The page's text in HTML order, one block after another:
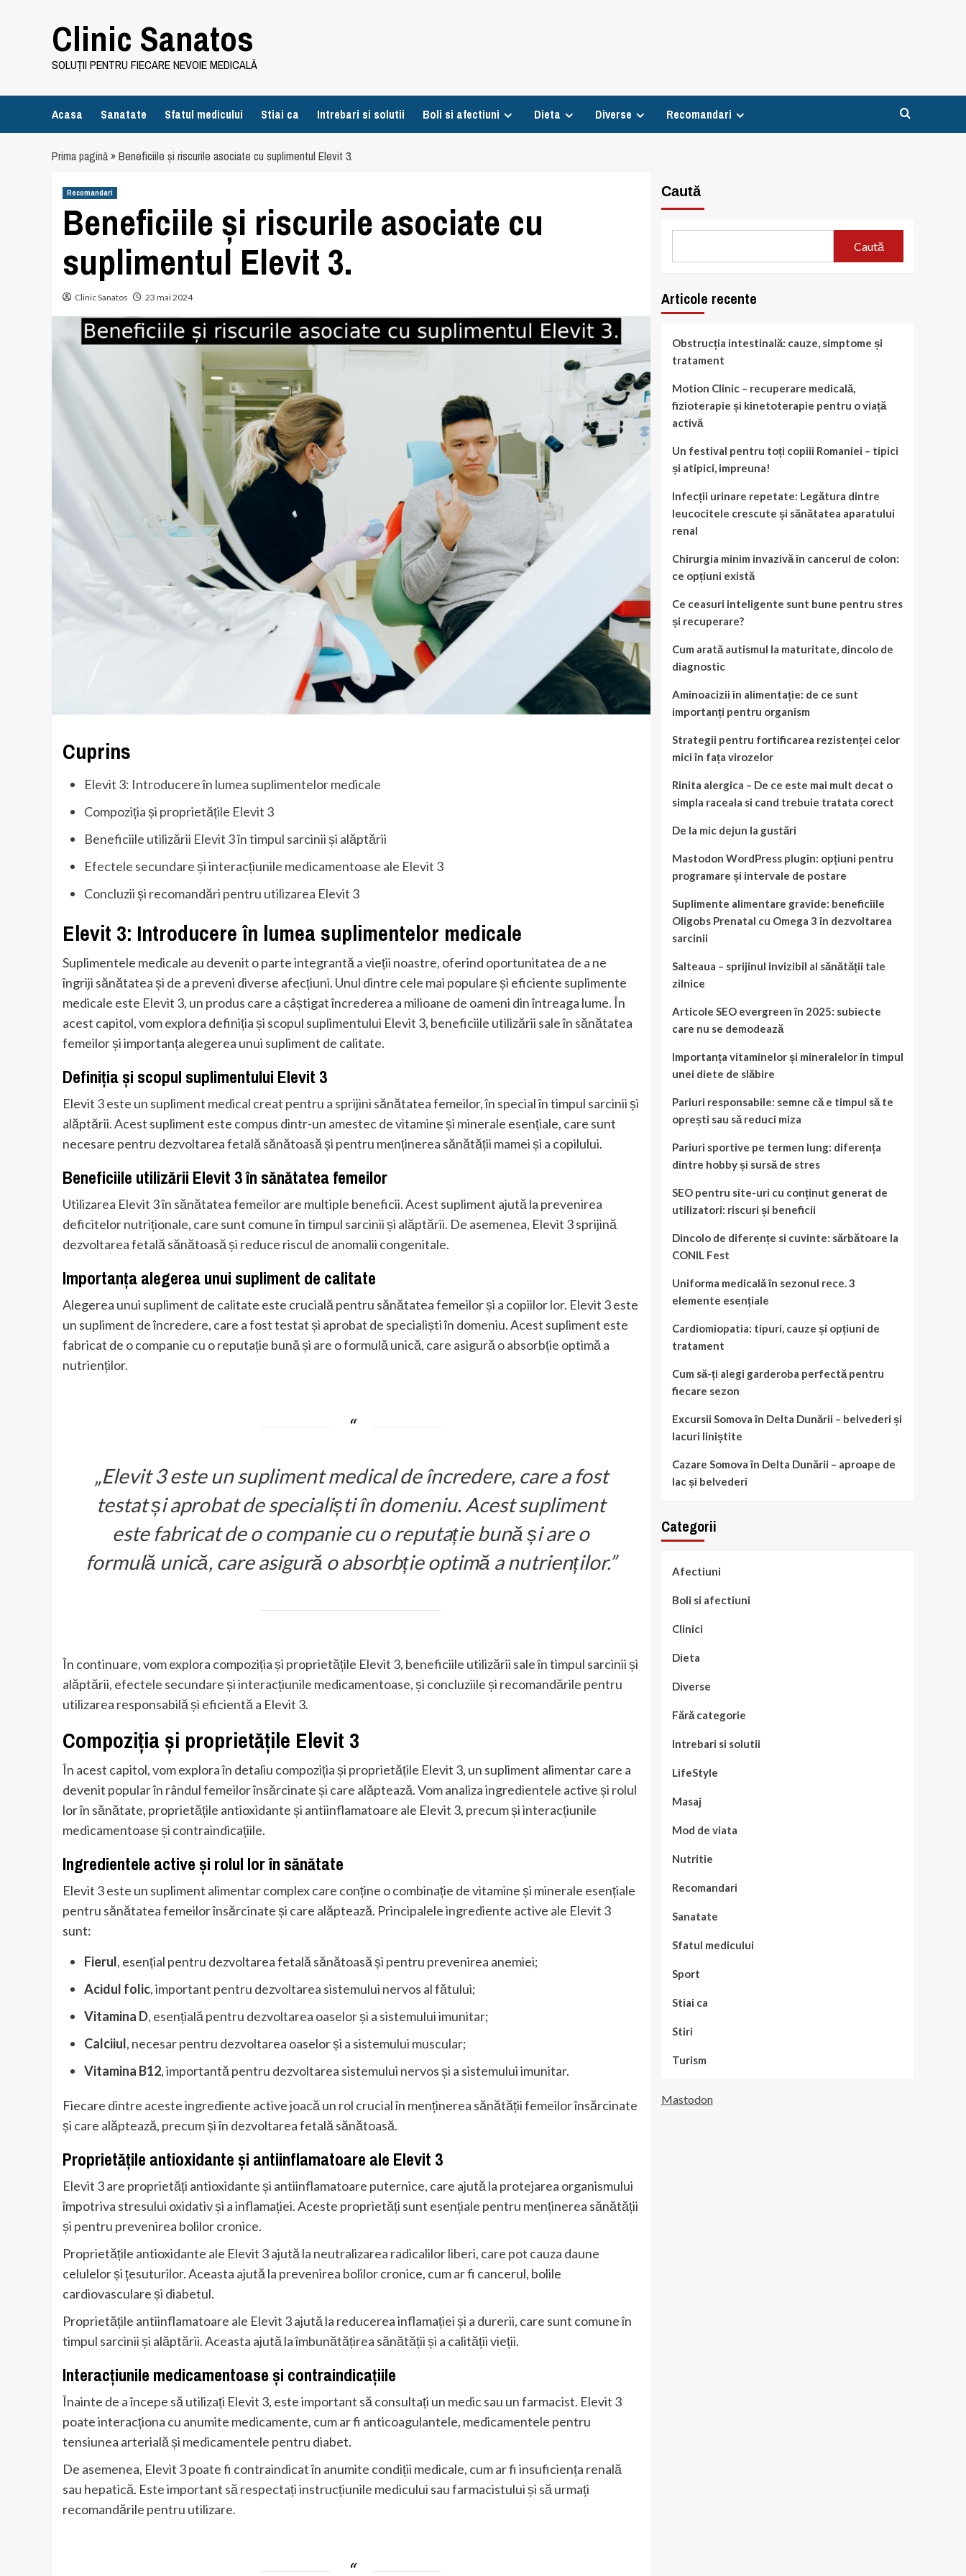
Clinic Sanatos
SOLUȚII PENTRU FIECARE NEVOIE MEDICALĂ
Acasa Sanatate Sfatul medicului Stiai ca Intrebari si solutii Boli si afectiuni Dieta Diverse Recomandari
Prima pagină»Beneficiile și riscurile asociate cu suplimentul Elevit 3.
Recomandari
Beneficiile și riscurile asociate cu
suplimentul Elevit 3.
Clinic Sanatos 23 mai 2024
Cuprins
Elevit 3: Introducere în lumea suplimentelor medicale
Compoziția și proprietățile Elevit 3
Beneficiile utilizării Elevit 3 în timpul sarcinii și alăptării
Efectele secundare și interacțiunile medicamentoase ale Elevit 3
Concluzii și recomandări pentru utilizarea Elevit 3
Elevit 3: Introducere în lumea suplimentelor medicale
Suplimentele medicale au devenit o parte integrantă a vieții noastre, oferind oportunitatea de a ne
îngriji sănătatea și de a preveni diverse afecțiuni. Unul dintre cele mai populare și eficiente suplimente
medicale este Elevit 3, un produs care a câștigat încrederea a milioane de oameni din întreaga lume. În
acest capitol, vom explora definiția și scopul suplimentului Elevit 3, beneficiile utilizării sale în sănătatea
femeilor și importanța alegerea unui supliment de calitate.
Definiția și scopul suplimentului Elevit 3
Elevit 3 este un supliment medical creat pentru a sprijini sănătatea femeilor, în special în timpul sarcinii și
alăptării. Acest supliment este compus dintr-un amestec de vitamine și minerale esențiale, care sunt
necesare pentru dezvoltarea fetală sănătoasă și pentru menținerea sănătății mamei și a copilului.
Beneficiile utilizării Elevit 3 în sănătatea femeilor
Utilizarea Elevit 3 în sănătatea femeilor are multiple beneficii. Acest supliment ajută la prevenirea
deficitelor nutriționale, care sunt comune în timpul sarcinii și alăptării. De asemenea, Elevit 3 sprijină
dezvoltarea fetală sănătoasă și reduce riscul de anomalii congenitale.
Importanța alegerea unui supliment de calitate
Alegerea unui supliment de calitate este crucială pentru sănătatea femeilor și a copiilor lor. Elevit 3 este
un supliment de încredere, care a fost testat și aprobat de specialiști în domeniu. Acest supliment este
fabricat de o companie cu o reputație bună și are o formulă unică, care asigură o absorbție optimă a
nutrienților.
„Elevit 3 este un supliment medical de încredere, care a fost
testat și aprobat de specialiști în domeniu. Acest supliment
este fabricat de o companie cu o reputație bună și are o
formulă unică, care asigură o absorbție optimă a nutrienților.”
În continuare, vom explora compoziția și proprietățile Elevit 3, beneficiile utilizării sale în timpul sarcinii și
alăptării, efectele secundare și interacțiunile medicamentoase, și concluziile și recomandările pentru
utilizarea responsabilă și eficientă a Elevit 3.
Compoziția și proprietățile Elevit 3
În acest capitol, vom explora în detaliu compoziția și proprietățile Elevit 3, un supliment alimentar care a
devenit popular în rândul femeilor însărcinate și care alăptează. Vom analiza ingredientele active și rolul
lor în sănătate, proprietățile antioxidante și antiinflamatoare ale Elevit 3, precum și interacțiunile
medicamentoase și contraindicațiile.
Ingredientele active și rolul lor în sănătate
Elevit 3 este un supliment alimentar complex care conține o combinație de vitamine și minerale esențiale
pentru sănătatea femeilor însărcinate și care alăptează. Principalele ingrediente active ale Elevit 3
sunt:
Fierul, esențial pentru dezvoltarea fetală sănătoasă și pentru prevenirea anemiei;
Acidul folic, important pentru dezvoltarea sistemului nervos al fătului;
Vitamina D, esențială pentru dezvoltarea oaselor și a sistemului imunitar;
Calciiul, necesar pentru dezvoltarea oaselor și a sistemului muscular;
Vitamina B12, importantă pentru dezvoltarea sistemului nervos și a sistemului imunitar.
Fiecare dintre aceste ingrediente active joacă un rol crucial în menținerea sănătății femeilor însărcinate
și care alăptează, precum și în dezvoltarea fetală sănătoasă.
Proprietățile antioxidante și antiinflamatoare ale Elevit 3
Elevit 3 are proprietăți antioxidante și antiinflamatoare puternice, care ajută la protejarea organismului
împotriva stresului oxidativ și a inflamației. Aceste proprietăți sunt esențiale pentru menținerea sănătății
și pentru prevenirea bolilor cronice.
Proprietățile antioxidante ale Elevit 3 ajută la neutralizarea radicalilor liberi, care pot cauza daune
celulelor și țesuturilor. Aceasta ajută la prevenirea bolilor cronice, cum ar fi cancerul, bolile
cardiovasculare și diabetul.
Proprietățile antiinflamatoare ale Elevit 3 ajută la reducerea inflamației și a durerii, care sunt comune în
timpul sarcinii și alăptării. Aceasta ajută la îmbunătățirea sănătății și a calității vieții.
Interacțiunile medicamentoase și contraindicațiile
Înainte de a începe să utilizați Elevit 3, este important să consultați un medic sau un farmacist. Elevit 3
poate interacționa cu anumite medicamente, cum ar fi anticoagulantele, medicamentele pentru
tensiunea arterială și medicamentele pentru diabet.
De asemenea, Elevit 3 poate fi contraindicat în anumite condiții medicale, cum ar fi insuficiența renală
sau hepatică. Este important să respectați instrucțiunile medicului sau farmacistului și să urmați
recomandările pentru utilizare.
Caută
Caută
Articole recente
Obstrucția intestinală: cauze, simptome și
tratament
Motion Clinic – recuperare medicală,
fizioterapie și kinetoterapie pentru o viață
activă
Un festival pentru toți copiii Romaniei – tipici
și atipici, impreuna!
Infecții urinare repetate: Legătura dintre
leucocitele crescute și sănătatea aparatului
renal
Chirurgia minim invazivă în cancerul de colon:
ce opțiuni există
Ce ceasuri inteligente sunt bune pentru stres
și recuperare?
Cum arată autismul la maturitate, dincolo de
diagnostic
Aminoacizii în alimentație: de ce sunt
importanți pentru organism
Strategii pentru fortificarea rezistenței celor
mici în fața virozelor
Rinita alergica – De ce este mai mult decat o
simpla raceala si cand trebuie tratata corect
De la mic dejun la gustări
Mastodon WordPress plugin: opțiuni pentru
programare și intervale de postare
Suplimente alimentare gravide: beneficiile
Oligobs Prenatal cu Omega 3 în dezvoltarea
sarcinii
Salteaua – sprijinul invizibil al sănătății tale
zilnice
Articole SEO evergreen în 2025: subiecte
care nu se demodează
Importanța vitaminelor și mineralelor în timpul
unei diete de slăbire
Pariuri responsabile: semne că e timpul să te
oprești sau să reduci miza
Pariuri sportive pe termen lung: diferența
dintre hobby și sursă de stres
SEO pentru site-uri cu conținut generat de
utilizatori: riscuri și beneficii
Dincolo de diferențe si cuvinte: sărbătoare la
CONIL Fest
Uniforma medicală în sezonul rece. 3
elemente esențiale
Cardiomiopatia: tipuri, cauze și opțiuni de
tratament
Cum să-ți alegi garderoba perfectă pentru
fiecare sezon
Excursii Somova în Delta Dunării – belvederi și
lacuri liniștite
Cazare Somova în Delta Dunării – aproape de
lac și belvederi
Categorii
Afectiuni
Boli si afectiuni
Clinici
Dieta
Diverse
Fără categorie
Intrebari si solutii
LifeStyle
Masaj
Mod de viata
Nutritie
Recomandari
Sanatate
Sfatul medicului
Sport
Stiai ca
Stiri
Turism
Mastodon